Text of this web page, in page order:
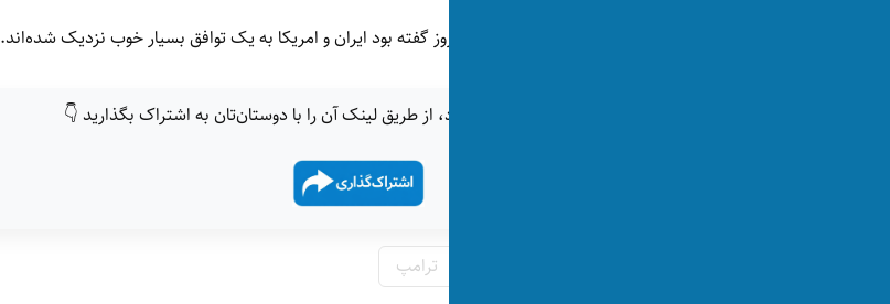
او در حالی از هشدار نظامی سخن می‌زند که امروز گفته بود ایران و امریکا به یک توافق بسیار خوب نزدیک شده‌اند.
اگر این خبر برای شما جالب بود، از طریق لینک آن را با دوستان‌تان به اشتراک بگذارید 👇
ترامپ